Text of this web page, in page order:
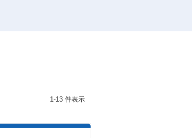
1-13 件表示